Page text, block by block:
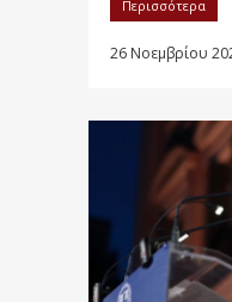
Περισσότερα
26 Νοεμβρίου